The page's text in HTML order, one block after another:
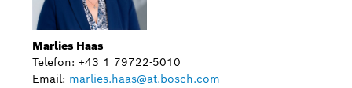
Marlies Haas
Telefon: +43 1 79722-5010
Email: marlies.haas@at.bosch.com